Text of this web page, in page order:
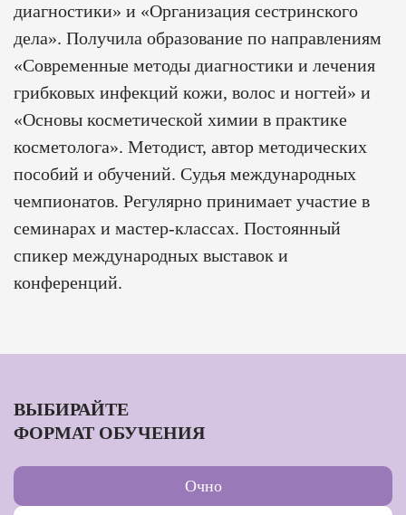
диагностики» и «Организация сестринского
дела». Получила образование по направлениям
«Современные методы диагностики и лечения
грибковых инфекций кожи, волос и ногтей» и
«Основы косметической химии в практике
косметолога». Методист, автор методических
пособий и обучений. Судья международных
чемпионатов. Регулярно принимает участие в
семинарах и мастер-классах. Постоянный
спикер международных выставок и
конференций.
ВЫБИРАЙТЕ
ФОРМАТ ОБУЧЕНИЯ
Очно